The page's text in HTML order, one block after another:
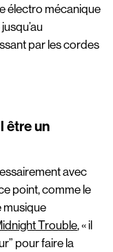
électro mécanique
par les cordes
être un
avec
point, comme le
musique
Trouble, « il
pour faire la